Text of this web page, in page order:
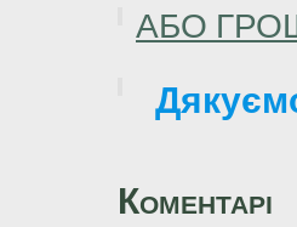
АБО
Коментарі